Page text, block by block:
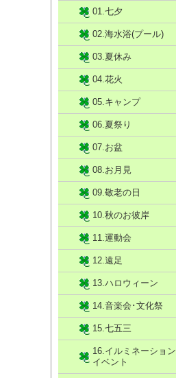
01.七夕
02.海水浴(プール)
03.夏休み
04.花火
05.キャンプ
06.夏祭り
07.お盆
08.お月見
09.敬老の日
10.秋のお彼岸
11.運動会
12.遠足
13.ハロウィーン
14.音楽会･文化祭
15.七五三
16.イルミネーション
イベント